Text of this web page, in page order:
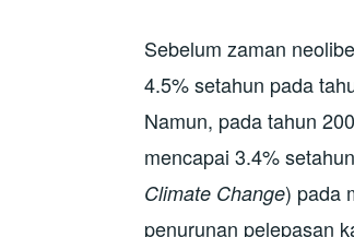
Sebelum zaman
4.5% setahun pada
Namun, pada tahun
mencapai 3.4%
Climate Change) pada
penurunan pelepasan